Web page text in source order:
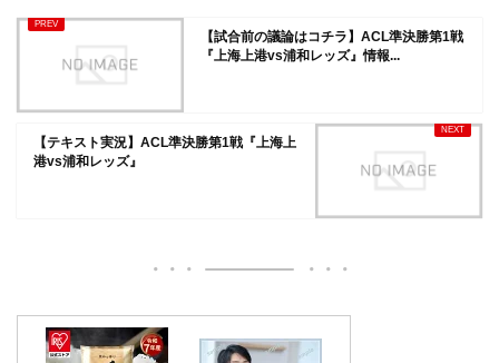
【試合前の議論はコチラ】ACL準決勝第1戦
『上海上港vs浦和レッズ』情報...
【テキスト実況】ACL準決勝第1戦『上海上
港vs浦和レッズ』